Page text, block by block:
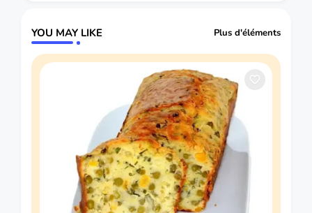
YOU MAY LIKE Plus d'éléments